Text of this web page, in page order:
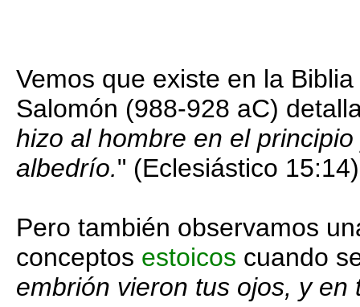
Vemos que existe en la
Salomón (988-928 aC)
hizo al hombre en el
albedrío." (Eclesiástico
Pero también observamos
conceptos estoicos cuando
embrión vieron tus ojos, y